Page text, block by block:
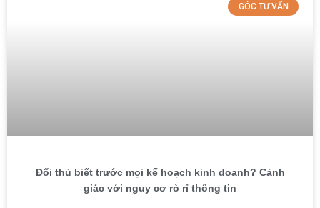
GÓC TƯ VẤN
Đối thủ biết trước mọi kế hoạch kinh doanh? Cảnh
giác với nguy cơ rò rỉ thông tin